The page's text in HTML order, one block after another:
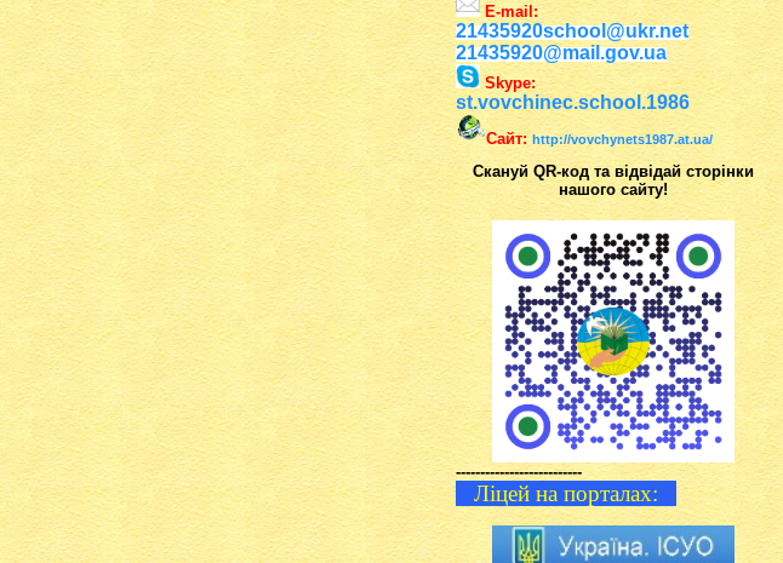
E-mail:
21435920school@ukr.net
21435920@mail.gov.ua
Skype:
st.vovchinec.school.1986
Сайт: http://vovchynets1987.at.ua/
Скануй QR-код та відвідай сторінки
нашого сайту!
--------------------------
Ліцей на порталах: